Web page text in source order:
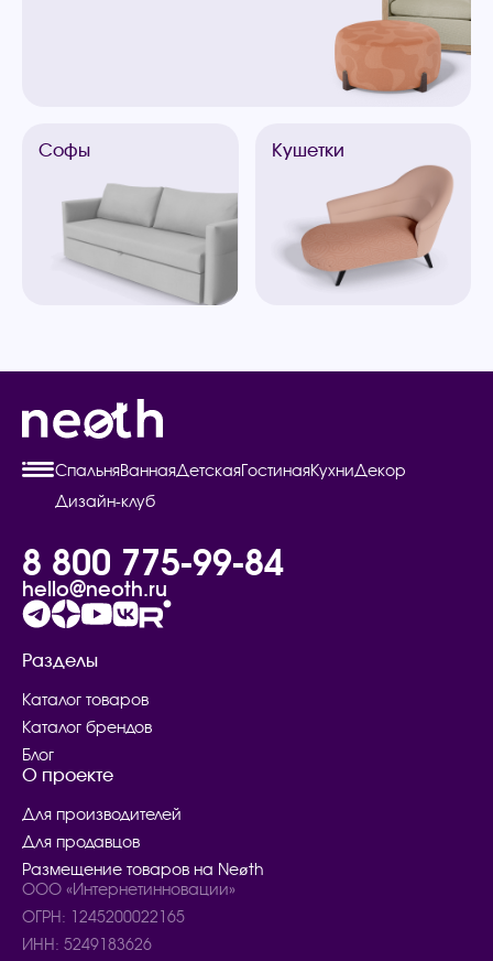
Софы Кушетки
СпальняВаннаяДетскаяГостинаяКухниДекор
Дизайн-клуб
8 800 775-99-84
hello@neoth.ru
Разделы
Каталог товаров
Каталог брендов
Блог
О проекте
Для производителей
Для продавцов
Размещение товаров на Neøth
ООО «Интернетинновации»
ОГРН: 1245200022165
ИНН: 5249183626